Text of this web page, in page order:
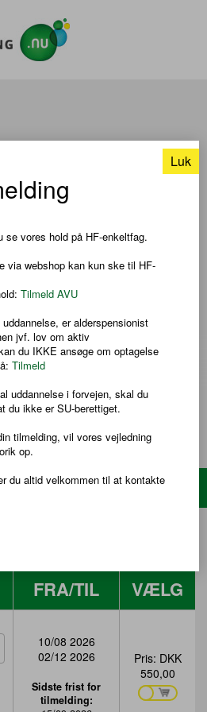
du både teoretisk og praktisk
er det næsthøjeste, man kan
på hf-enkeltfag et år efter, at du har
10. klasse eller har modtaget
hvis du kommer direkte fra 10.
er taget på en folkeskole eller
fag, skal du normalt have fulgt
underliggende niveau - eller
MERE
FRA/TIL VÆLG
10/08 2026
02/12 2026
Sidste frist for
tilmelding:
Pris: DKK
550,00
se vores hold på HF-enkeltfag.
via webshop kan kun ske til HF-
Tilmeld AVU
er alderspensionist
jvf. lov om aktiv
du IKKE ansøge om optagelse
Tilmeld
uddannelse i forvejen, skal du
ikke er SU-berettiget.
tilmelding, vil vores vejledning
op.
du altid velkommen til at kontakte
Luk